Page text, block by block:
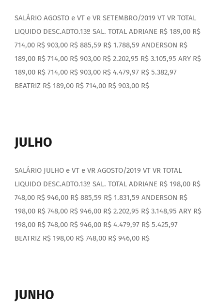
SALÁRIO AGOSTO e VT e VR SETEMBRO/2019 VT VR TOTAL
LIQUIDO DESC.ADTO.13º SAL. TOTAL ADRIANE R$ 189,00 R$
714,00 R$ 903,00 R$ 885,59 R$ 1.788,59 ANDERSON R$
189,00 R$ 714,00 R$ 903,00 R$ 2.202,95 R$ 3.105,95 ARY R$
189,00 R$ 714,00 R$ 903,00 R$ 4.479,97 R$ 5.382,97
BEATRIZ R$ 189,00 R$ 714,00 R$ 903,00 R$
JULHO
SALÁRIO JULHO e VT e VR AGOSTO/2019 VT VR TOTAL
LIQUIDO DESC.ADTO.13º SAL. TOTAL ADRIANE R$ 198,00 R$
748,00 R$ 946,00 R$ 885,59 R$ 1.831,59 ANDERSON R$
198,00 R$ 748,00 R$ 946,00 R$ 2.202,95 R$ 3.148,95 ARY R$
198,00 R$ 748,00 R$ 946,00 R$ 4.479,97 R$ 5.425,97
BEATRIZ R$ 198,00 R$ 748,00 R$ 946,00 R$
JUNHO